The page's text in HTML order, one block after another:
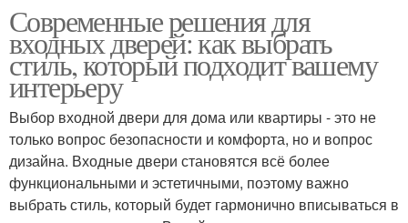
Современные решения для
входных дверей: как выбрать
стиль, который подходит вашему
интерьеру
Выбор входной двери для дома или квартиры - это не
только вопрос безопасности и комфорта, но и вопрос
дизайна. Входные двери становятся всё более
функциональными и эстетичными, поэтому важно
выбрать стиль, который будет гармонично вписываться в